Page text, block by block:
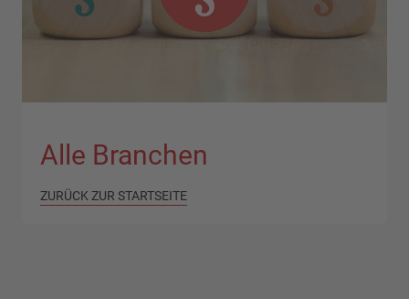
Alle Branchen
ZURÜCK ZUR STARTSEITE